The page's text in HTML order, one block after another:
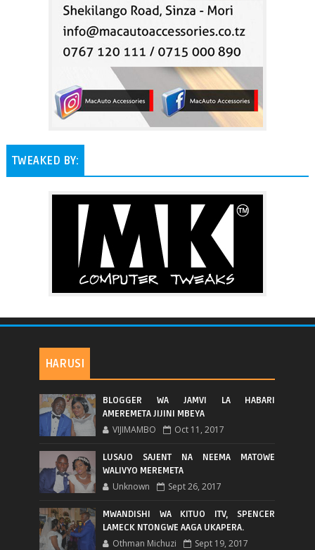
TWEAKED BY:
HARUSI
BLOGGER WA JAMVI LA HABARI
AMEREMETA JIJINI MBEYA
VIJIMAMBO Oct 11, 2017
LUSAJO SAJENT NA NEEMA MATOWE
WALIVYO MEREMETA
Unknown Sept 26, 2017
MWANDISHI WA KITUO ITV, SPENCER
LAMECK NTONGWE AAGA UKAPERA.
Othman Michuzi Sept 19, 2017